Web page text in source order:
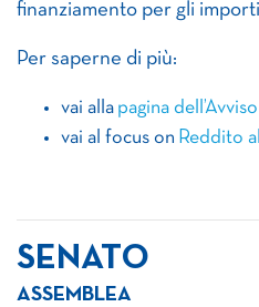
finanziamento per gli
Per saperne di più:
vai alla pagina
vai al focus on Reddito
SENATO
ASSEMBLEA